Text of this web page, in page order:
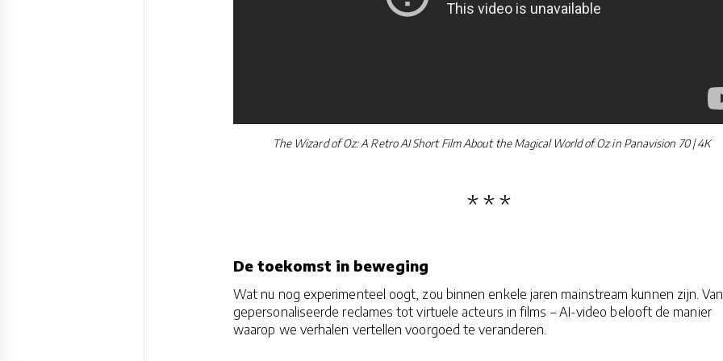
The Wizard of Oz: A Retro AI Short Film About the Magical World of Oz in Panavision 70 | 4K
De toekomst in beweging
Wat nu nog experimenteel oogt, zou binnen enkele jaren mainstream kunnen zijn. Van
gepersonaliseerde reclames tot virtuele acteurs in films – AI-video belooft de manier
waarop we verhalen vertellen voorgoed te veranderen.